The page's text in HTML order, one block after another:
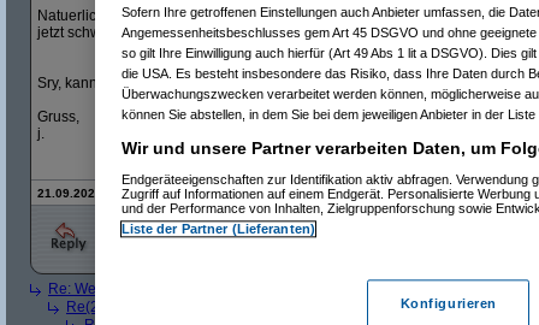
Natuerlich hab ich die nicht im Wohnzimmer stehen, dennoch... - gibts
jetzt schwarze WaMa-Akzente?)
Sry, kann Dir nicht helfen, wuensche aber viel Erfolg bei der Auswahl.
Gruss,
j.
21.09.2024, 23:04 Uhr - Editiert vonPsychopath, alte Version:hier
Re: Welche Waschmaschine kaufen?
Re(2): Welche Waschmaschine kaufen?
cell2ndformam 22.09.2024,
Sofern Ihre getroffenen Einstellungen auch Anbieter umfassen, die
Angemessenheitsbeschlusses gem Art 45 DSGVO und ohne
so gilt Ihre Einwilligung auch hierfür (Art 49 Abs 1 lit a DSGVO). Dies
die USA. Es besteht insbesondere das Risiko, dass Ihre Daten durch
Überwachungszwecken verarbeitet werden können, möglicherweise
können Sie abstellen, in dem Sie bei dem jeweiligen Anbieter in der
Wir und unsere Partner verarbeiten Daten, um
Endgeräteeigenschaften zur Identifikation aktiv abfragen. Verwendung
Zugriff auf Informationen auf einem Endgerät. Personalisierte Werbung
und der Performance von Inhalten, Zielgruppenforschung sowie
Liste der Partner (Lieferanten)
Konfigurieren